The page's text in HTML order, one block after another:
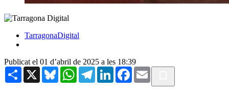
TarragonaDigital
Publicat el 01 d’abril de 2025 a les 18:39
Share X BlueskyWhatsAppTelegramLinkedInFacebook
Email